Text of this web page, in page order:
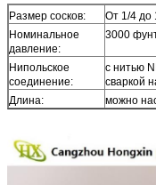
Размер сосков:
От 1/4 до
Номинальное
давление:
3000
Нипольское
соединение:
с нитью
сваркой
Длина:
можно